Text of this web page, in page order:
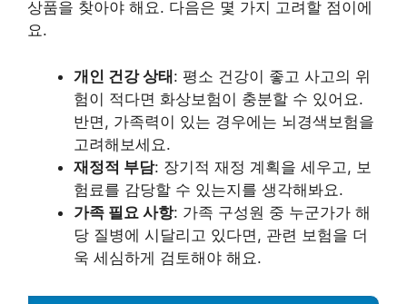
상품을 찾아야 해요. 다음은 몇 가지 고려할 점이에
요.
개인 건강 상태: 평소 건강이 좋고 사고의 위
험이 적다면 화상보험이 충분할 수 있어요.
반면, 가족력이 있는 경우에는 뇌경색보험을
고려해보세요.
재정적 부담: 장기적 재정 계획을 세우고, 보
험료를 감당할 수 있는지를 생각해봐요.
가족 필요 사항: 가족 구성원 중 누군가가 해
당 질병에 시달리고 있다면, 관련 보험을 더
욱 세심하게 검토해야 해요.